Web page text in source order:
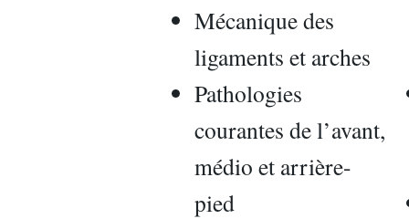
Mécanique des
ligaments et arches
Pathologies
courantes de l’avant,
médio et arrière-
pied